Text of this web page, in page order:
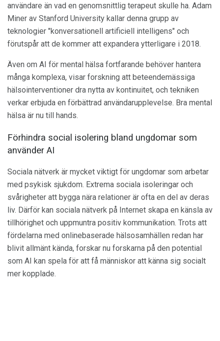
användare än vad en genomsnittlig terapeut skulle ha. Adam
Miner av Stanford University kallar denna grupp av
teknologier "konversationell artificiell intelligens" och
förutspår att de kommer att expandera ytterligare i 2018.
Även om AI för mental hälsa fortfarande behöver hantera
många komplexa, visar forskning att beteendemässiga
hälsointerventioner dra nytta av kontinuitet, och tekniken
verkar erbjuda en förbättrad användarupplevelse. Bra mental
hälsa är nu till hands.
Förhindra social isolering bland ungdomar som
använder AI
Sociala nätverk är mycket viktigt för ungdomar som arbetar
med psykisk sjukdom. Extrema sociala isoleringar och
svårigheter att bygga nära relationer är ofta en del av deras
liv. Därför kan sociala nätverk på Internet skapa en känsla av
tillhörighet och uppmuntra positiv kommunikation. Trots att
fördelarna med onlinebaserade hälsosamhällen redan har
blivit allmänt kända, forskar nu forskarna på den potential
som AI kan spela för att få människor att känna sig socialt
mer kopplade.